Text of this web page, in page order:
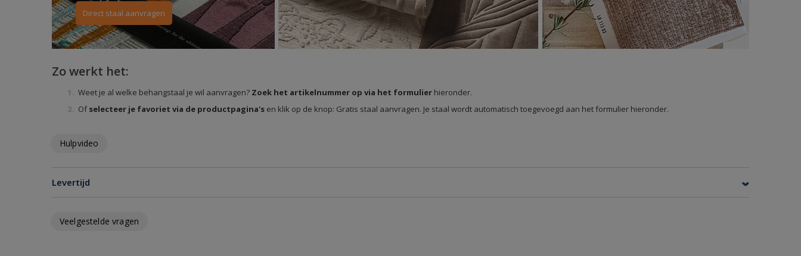
Direct staal aanvragen
Zo werkt het:
Weet je al welke behangstaal je wil aanvragen? Zoek het artikelnummer op via het formulier hieronder.
Ofselecteer je favoriet via de productpagina's en klik op de knop: Gratis staal aanvragen. Je staal wordt automatisch toegevoegd aan het formulier hieronder.
Hulpvideo
Levertijd
Veelgestelde vragen